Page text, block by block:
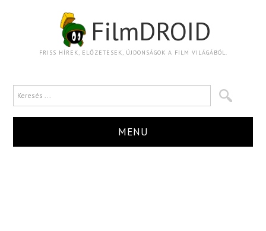
FilmDROID
FRISS HÍREK, ELŐZETESEK, ÚJDONSÁGOK A FILM VILÁGÁBÓL.
MENU